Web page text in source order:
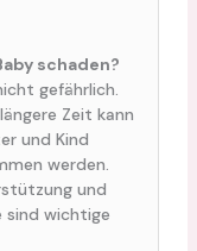
schaden?
gefährlich.
Zeit kann
und Kind
werden.
und
sind wichtige